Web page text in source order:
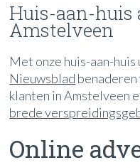
Huis-aan-huis
Amstelveen
Met onze huis-aan-
Nieuwsblad benaderen
klanten in Amstelveen
brede
Online